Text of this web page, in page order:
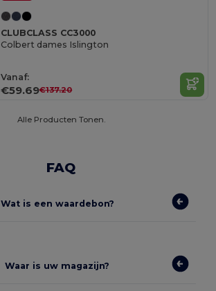
CLUBCLASS CC3000
Colbert dames Islington
Vanaf:
€59.69€137.20
Alle Producten Tonen.
FAQ
Wat is een waardebon?
Waar is uw magazijn?